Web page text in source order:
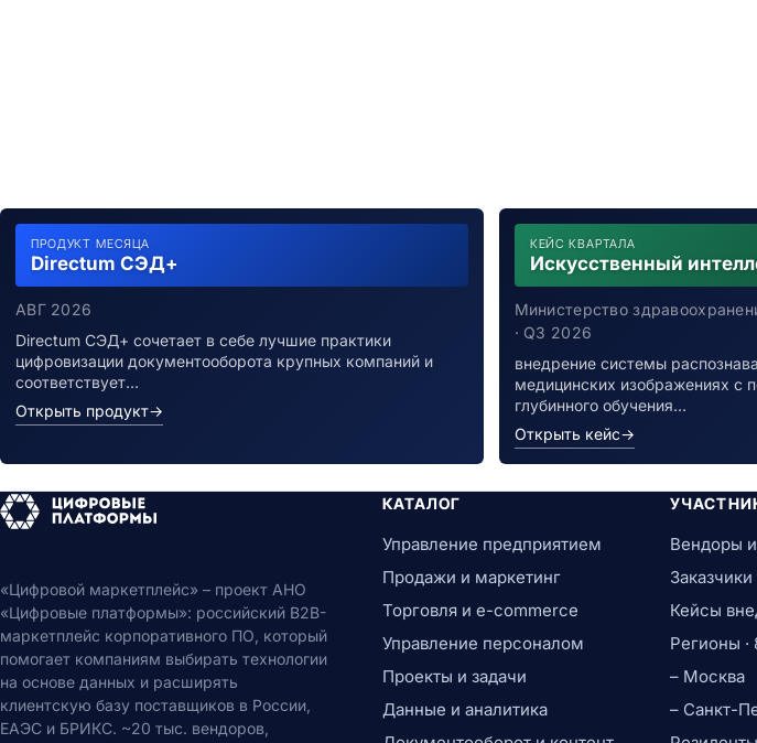
ПРОДУКТ МЕСЯЦА
Directum СЭД+
АВГ 2026
Directum СЭД+ сочетает в себе лучшие практики
цифровизации документооборота крупных компаний и
соответствует…
Открыть продукт→
КЕЙС КВАРТАЛА
Искусственный
Министерство
· Q3 2026
внедрение системы
медицинских изображениях с
глубинного обучения…
Открыть кейс→
«Цифровой маркетплейс» – проект АНО
«Цифровые платформы»: российский B2B-
маркетплейс корпоративного ПО, который
помогает компаниям выбирать технологии
на основе данных и расширять
клиентскую базу поставщиков в России,
ЕАЭС и БРИКС. ~20 тыс. вендоров,
КАТАЛОГ
Управление предприятием
Продажи и маркетинг
Торговля и e-commerce
Управление персоналом
Проекты и задачи
Данные и аналитика
Вендоры
Заказчики
Кейсы
Регионы ·
– Москва
– Санкт-